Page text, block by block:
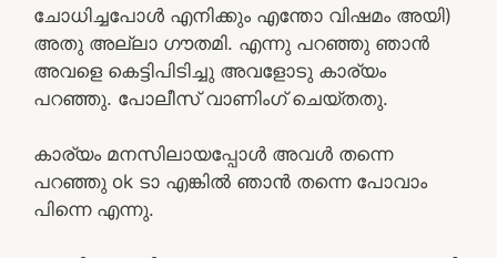
ചോധിച്ചപോൾ എനിക്കും എന്തോ വിഷമം അയി)
അതു അല്ലാ ഗൗതമി. എന്നു പറഞ്ഞു ഞാൻ
അവളെ കെട്ടിപിടിച്ചു അവളോടു കാര്യം
പറഞ്ഞു. പോലീസ് വാണിംഗ് ചെയ്തതു.
കാര്യം മനസിലായപ്പോൾ അവൾ തന്നെ
പറഞ്ഞു ok ടാ എങ്കിൽ ഞാൻ തന്നെ പോവാം
പിന്നെ എന്നു.